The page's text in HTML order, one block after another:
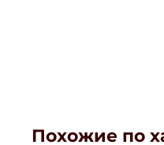
Похожие по